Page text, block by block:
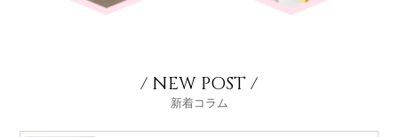
/ NEW POST /
新着コラム